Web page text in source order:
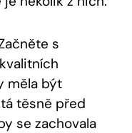
s
měla být
těsně před
se zachovala